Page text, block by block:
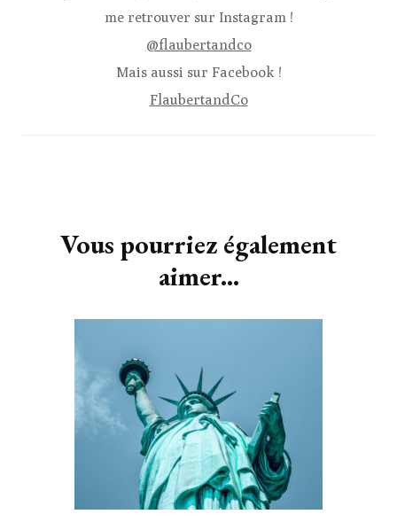
me retrouver sur Instagram !
@flaubertandco
Mais aussi sur Facebook !
FlaubertandCo
Vous pourriez également
aimer...